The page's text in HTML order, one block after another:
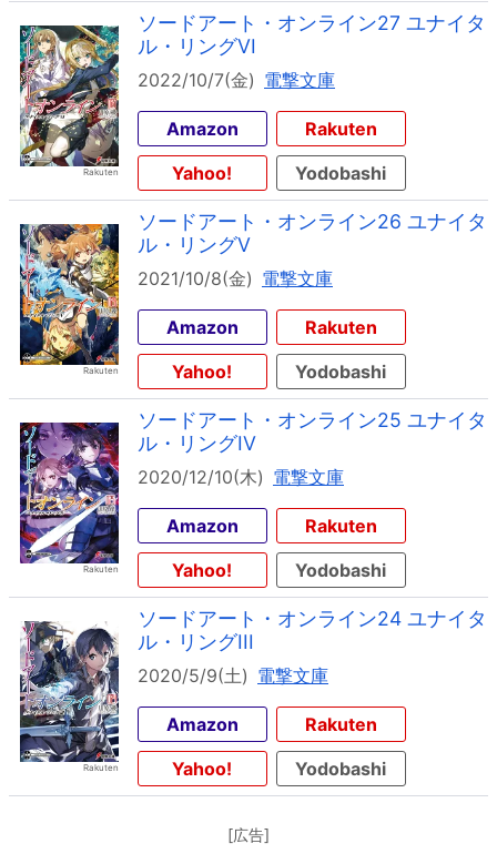
ソードアート・オンライン27 ユナイタ
ル・リングVI
2022/10/7(金) 電撃文庫
Amazon
Rakuten
Yahoo!
Yodobashi
ソードアート・オンライン26 ユナイタ
ル・リングV
2021/10/8(金) 電撃文庫
Amazon
Rakuten
Yahoo!
Yodobashi
ソードアート・オンライン25 ユナイタ
ル・リングIV
2020/12/10(木) 電撃文庫
Amazon
Rakuten
Yahoo!
Yodobashi
ソードアート・オンライン24 ユナイタ
ル・リングIII
2020/5/9(土) 電撃文庫
Amazon
Rakuten
Yahoo!
Yodobashi
[広告]